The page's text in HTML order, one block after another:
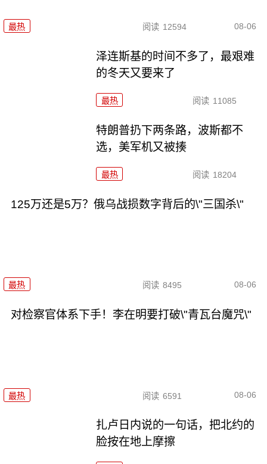
最热 阅读 12594 08-06
泽连斯基的时间不多了，最艰难
的冬天又要来了
最热 阅读 11085
特朗普扔下两条路，波斯都不
选，美军机又被揍
最热 阅读 18204
125万还是5万？俄乌战损数字背后的\"三国杀\"
最热 阅读 8495 08-06
对检察官体系下手！李在明要打破\"青瓦台魔咒\"
最热 阅读 6591 08-06
扎卢日内说的一句话，把北约的
脸按在地上摩擦